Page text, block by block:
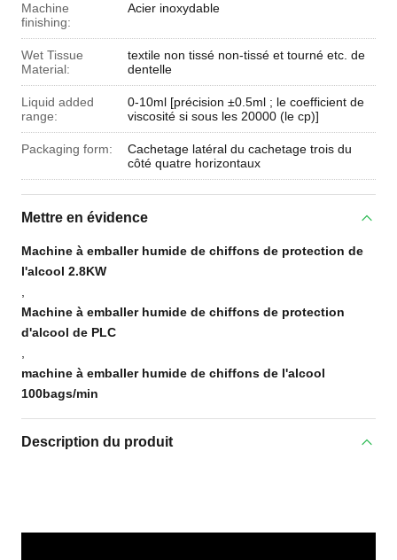
Machine
finishing:
Acier inoxydable
Wet Tissue
Material:
textile non tissé non-tissé et tourné etc. de
dentelle
Liquid added
range:
0-10ml [précision ±0.5ml ; le coefficient de
viscosité si sous les 20000 (le cp)]
Packaging form:
Cachetage latéral du cachetage trois du
côté quatre horizontaux
Mettre en évidence
Machine à emballer humide de chiffons de protection de
l'alcool 2.8KW
Machine à emballer humide de chiffons de protection
d'alcool de PLC
machine à emballer humide de chiffons de l'alcool
100bags/min
Description du produit